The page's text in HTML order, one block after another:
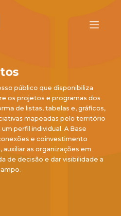
público que disponibiliza
os projetos e programas dos
de listas, tabelas e, gráficos,
mapeadas pelo território
perfil individual. A Base
e coinvestimento
as organizações em
de decisão e dar visibilidade a